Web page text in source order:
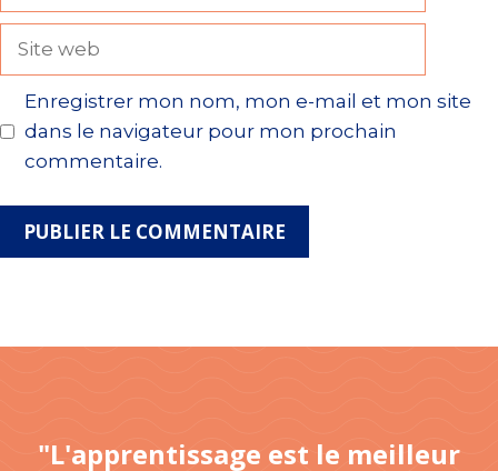
Site
Enregistrer mon nom, mon e-mail et mon site
dans le navigateur pour mon prochain
commentaire.
"L'apprentissage est le meilleur